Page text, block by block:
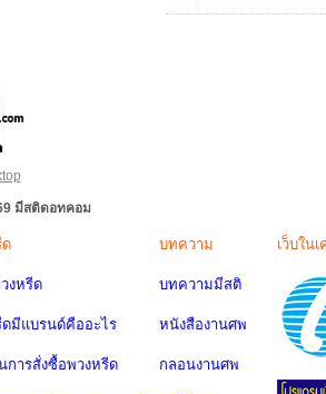
มีสติดอทคอม
ด
งหรีด
ดมีแบรนด์คืออะไร
การสั่งซื้อพวงหรีด
บทความ
บทความมีสติ
หนังสืองานศพ
กลอนงานศพ
เว็บในเ